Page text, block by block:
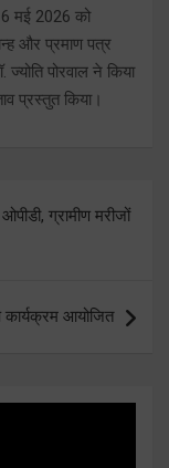
मई 2026 को
और प्रमाण पत्र
पोरवाल ने किया
प्रस्तुत किया।
ग्रामीण मरीजों
कार्यक्रम आयोजित